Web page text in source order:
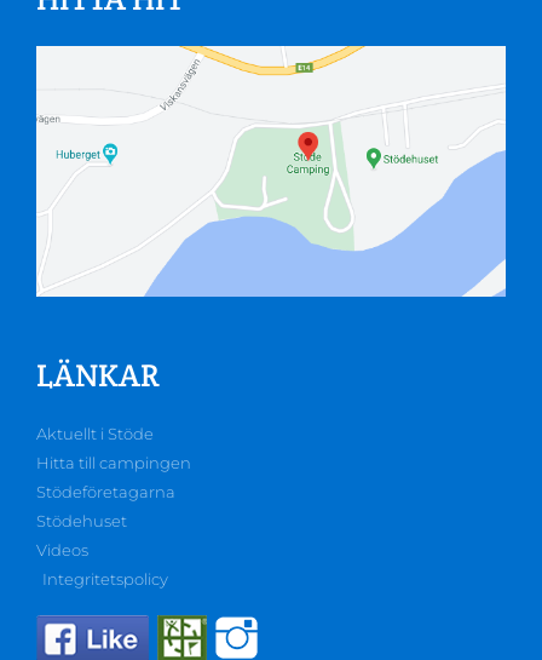
LÄNKAR
Aktuellt i Stöde
Hitta till campingen
Stödeföretagarna
Stödehuset
Videos
Integritetspolicy